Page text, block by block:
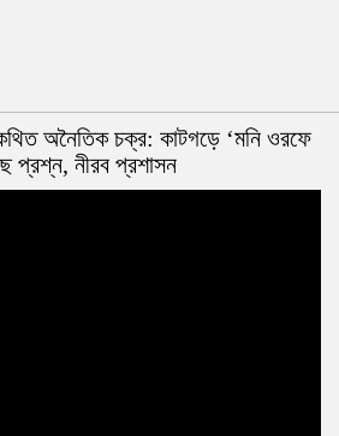
অনৈতিক চক্র: কাটগড়ে ‘মনি ওরফে
প্রশ্ন, নীরব প্রশাসন